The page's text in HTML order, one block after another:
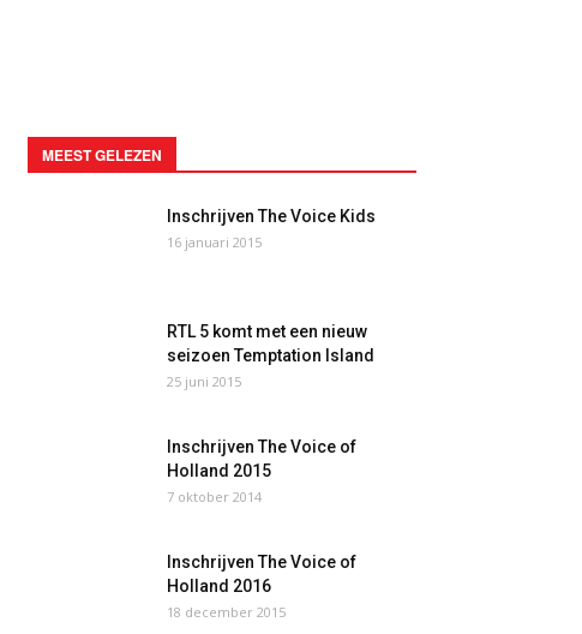
MEEST GELEZEN
Inschrijven The Voice Kids
16 januari 2015
RTL 5 komt met een nieuw
seizoen Temptation Island
25 juni 2015
Inschrijven The Voice of
Holland 2015
7 oktober 2014
Inschrijven The Voice of
Holland 2016
18 december 2015